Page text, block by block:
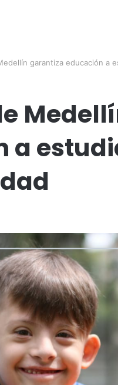
garantiza educación a
a